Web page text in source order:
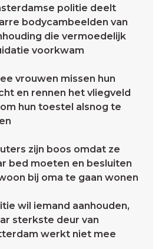
politie deelt
bodycambeelden van
die vermoedelijk
voorkwam
vrouwen missen hun
en rennen het vliegveld
hun toestel alsnog te
zijn boos omdat ze
bed moeten en besluiten
bij oma te gaan wonen
wil iemand aanhouden,
sterkste deur van
werkt niet mee